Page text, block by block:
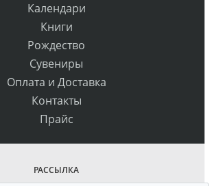
Календари
Книги
Рождество
Сувениры
Оплата и Доставка
Контакты
Прайс
РАССЫЛКА